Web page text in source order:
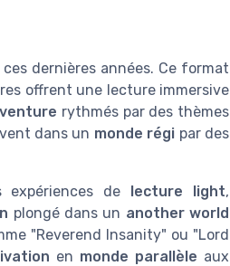
dernières années. Ce format
offrent une lecture immersive
rythmés par des thèmes
dans un monde régi par des
de lecture light,
plongé dans un another world
"Reverend Insanity" ou "Lord
en monde parallèle aux